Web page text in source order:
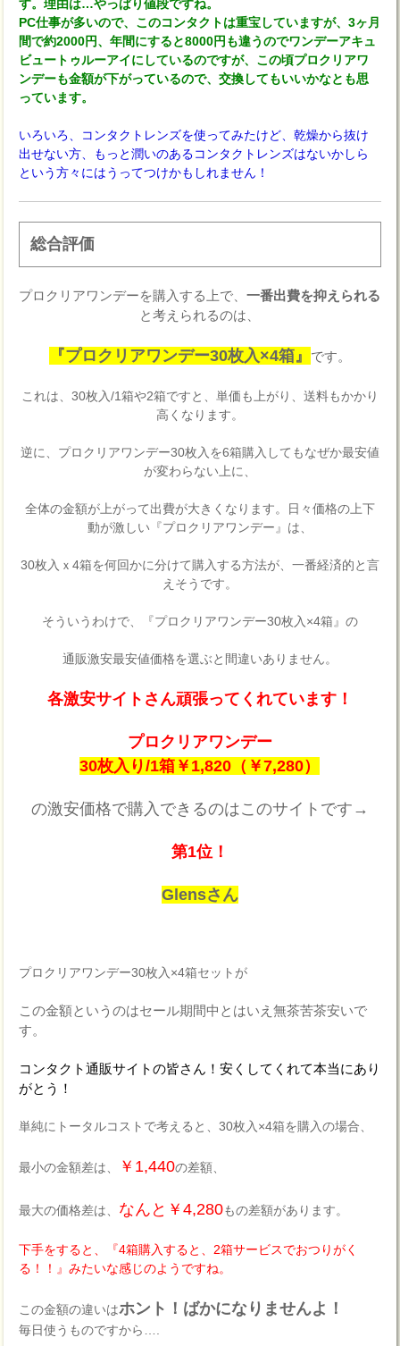
す。理由は…やっぱり値段ですね。
PC仕事が多いので、このコンタクトは重宝していますが、3ヶ月
間で約2000円、年間にすると8000円も違うのでワンデーアキュ
ビュートゥルーアイにしているのですが、この頃プロクリアワ
ンデーも金額が下がっているので、交換してもいいかなとも思
っています。
いろいろ、コンタクトレンズを使ってみたけど、乾燥から抜け
出せない方、もっと潤いのあるコンタクトレンズはないかしら
という方々にはうってつけかもしれません！
総合評価
プロクリアワンデーを購入する上で、一番出費を抑えられる
と考えられるのは、
『プロクリアワンデー30枚入×4箱』 です。
これは、30枚入/1箱や2箱ですと、単価も上がり、送料もかかり
高くなります。
逆に、プロクリアワンデー30枚入を6箱購入してもなぜか最安値
が変わらない上に、
全体の金額が上がって出費が大きくなります。日々価格の上下
動が激しい『プロクリアワンデー』は、
30枚入ｘ4箱を何回かに分けて購入する方法が、一番経済的と言
えそうです。
そういうわけで、『プロクリアワンデー30枚入×4箱』の
通販激安最安値価格を選ぶと間違いありません。
各激安サイトさん頑張ってくれています！
プロクリアワンデー
30枚入り/1箱￥1,820（￥7,280）
の激安価格で購入できるのはこのサイトです→
第1位！
Glensさん
プロクリアワンデー30枚入×4箱セットが
この金額というのはセール期間中とはいえ無茶苦茶安いで
す。
コンタクト通販サイトの皆さん！安くしてくれて本当にあり
がとう！
単純にトータルコストで考えると、30枚入×4箱を購入の場合、
最小の金額差は、 ￥1,440の差額、
最大の価格差は、 なんと￥4,280もの差額があります。
下手をすると、『4箱購入すると、2箱サービスでおつりがく
る！！』みたいな感じのようですね。
この金額の違いはホント！ばかになりませんよ！
毎日使うものですから….